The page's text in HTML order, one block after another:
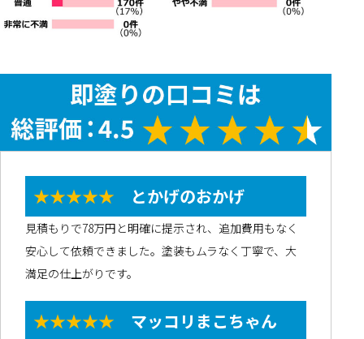
★★★★★ とかげのおかげ
見積もりで78万円と明確に提示され、追加費用もなく
安心して依頼できました。塗装もムラなく丁寧で、大
満足の仕上がりです。
★★★★★ マッコリまこちゃん